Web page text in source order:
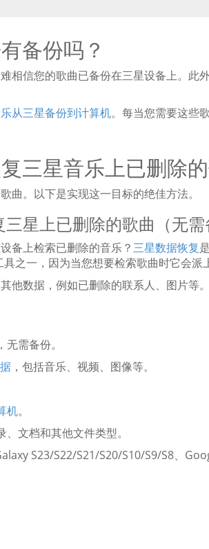
备份吗？
相信您的歌曲已备份在三星设备上。此
从三星备份到计算机。每当您需要这些
三星音乐上已删除
曲。以下是实现这一目标的绝佳方法。
星上已删除的歌曲（无需
备上检索已删除的音乐？三星数据恢复
之一，因为当您想要检索歌曲时它会派
他数据，例如已删除的联系人、图片等
需备份。
，包括音乐、视频、图像等。
机。
、文档和其他文件类型。
S23/S22/S21/S20/S10/S9/S8、